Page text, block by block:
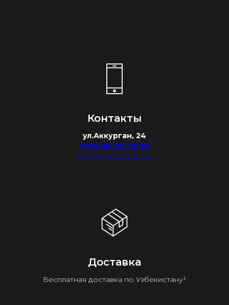
Контакты
ул.Аккурган, 24
+998 88 281 28 28
info@watchdealer.uz
Доставка
Бесплатная доставка по Узбекистану¹